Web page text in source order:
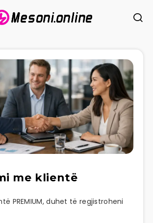
me klientë
PREMIUM, duhet të regjistroheni